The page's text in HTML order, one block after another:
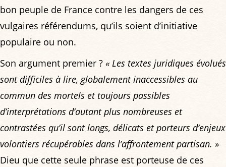
bon peuple de France contre les dangers de ces
vulgaires référendums, qu’ils soient d’initiative
populaire ou non.
Son argument premier ? « Les textes juridiques évolués
sont difficiles à lire, globalement inaccessibles au
commun des mortels et toujours passibles
d’interprétations d’autant plus nombreuses et
contrastées qu’il sont longs, délicats et porteurs d’enjeux
volontiers récupérables dans l’affrontement partisan. »
Dieu que cette seule phrase est porteuse de ces